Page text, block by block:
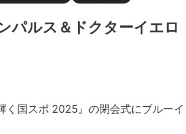
パルス＆ドクターイエロ
く国スポ 2025』の閉会式にブルーイ